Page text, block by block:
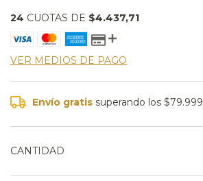
24 CUOTAS DE $4.437,71
VER MEDIOS DE PAGO
Envío gratis superando los$79.999
CANTIDAD